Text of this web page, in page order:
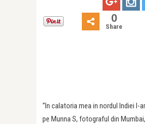
0
Share
“In calatoria mea in nordul Indiei l-
pe Munna S, fotograful din